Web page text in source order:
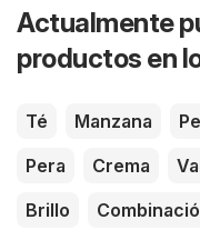
Actualmente
productos en
Té Manzana
Pera
Crema
Brillo